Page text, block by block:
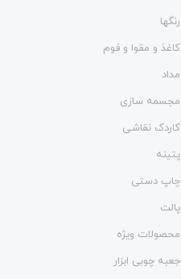
رنگها
کاغذ و مقوا و فوم
مداد
مجسمه سازی
کاردک نقاشی
پتینه
چاپ دستی
پالت
محصولات ویژه
جعبه چوبی ابزار